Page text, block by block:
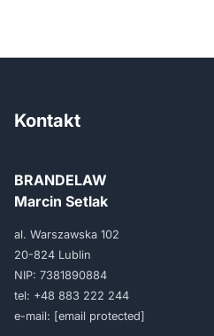
Kontakt
BRANDELAW
Marcin Setlak
al. Warszawska 102
20-824 Lublin
NIP: 7381890884
tel: +48 883 222 244
e-mail: [email protected]